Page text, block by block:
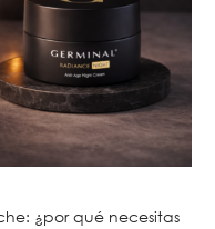
¿por qué necesitas